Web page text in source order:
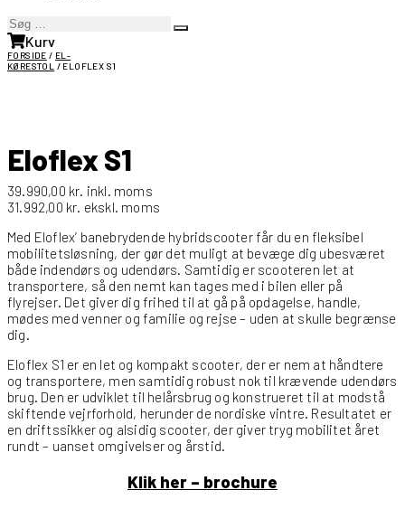
Søg
…
Search
Kurv
FORSIDE / EL-
KØRESTOL / ELOFLEX S1
Eloflex S1
39.990,00 kr. inkl. moms
31.992,00 kr. ekskl. moms
Med Eloflex’ banebrydende hybridscooter får du en fleksibel
mobilitetsløsning, der gør det muligt at bevæge dig ubesværet
både indendørs og udendørs. Samtidig er scooteren let at
transportere, så den nemt kan tages med i bilen eller på
flyrejser. Det giver dig frihed til at gå på opdagelse, handle,
mødes med venner og familie og rejse – uden at skulle begrænse
dig.
Eloflex S1 er en let og kompakt scooter, der er nem at håndtere
og transportere, men samtidig robust nok til krævende udendørs
brug. Den er udviklet til helårsbrug og konstrueret til at modstå
skiftende vejrforhold, herunder de nordiske vintre. Resultatet er
en driftssikker og alsidig scooter, der giver tryg mobilitet året
rundt – uanset omgivelser og årstid.
Klik her – brochure